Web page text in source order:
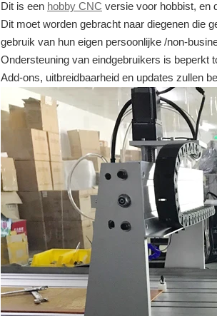
Dit is een hobby CNC versie voor hobbist, en
Dit moet worden gebracht naar diegenen die
gebruik van hun eigen persoonlijke /non-
Ondersteuning van eindgebruikers is beperkt
Add-ons, uitbreidbaarheid en updates zullen